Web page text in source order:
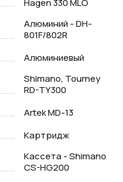
Hagen 330 MLO
Алюминий - DH-
801F/802R
Алюминиевый
Shimano, Tourney
RD-TY300
Artek MD-13
Картридж
Кассета - Shimano
CS-HG200